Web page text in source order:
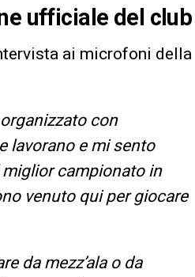
ufficiale del club
ai microfoni della
con
lavorano e mi sento
campionato in
venuto qui per giocare
da mezz’ala o da